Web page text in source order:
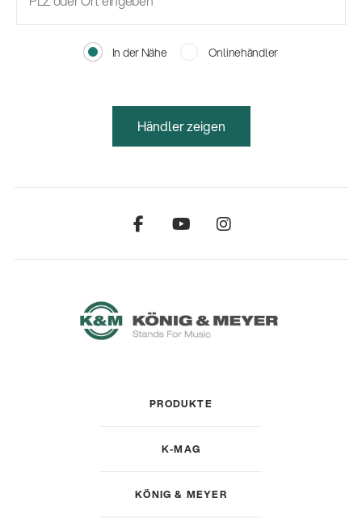
In der Nähe Onlinehändler
Händler zeigen
PRODUKTE
K-MAG
KÖNIG & MEYER